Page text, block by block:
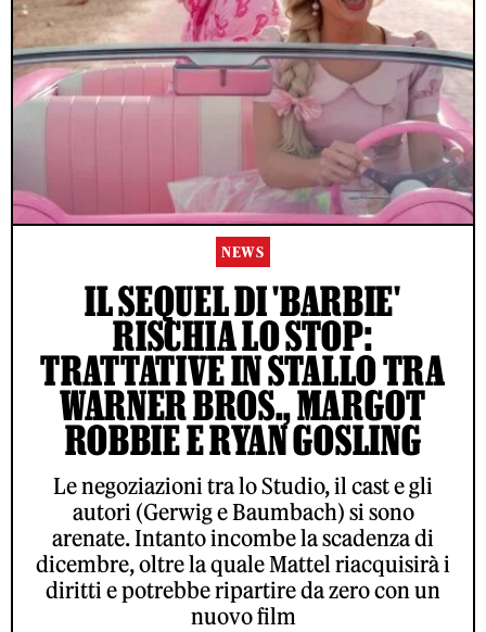
NEWS
IL SEQUEL DI 'BARBIE'
RISCHIA LO STOP:
TRATTATIVE IN STALLO TRA
WARNER BROS., MARGOT
ROBBIE E RYAN GOSLING
Le negoziazioni tra lo Studio, il cast e gli
autori (Gerwig e Baumbach) si sono
arenate. Intanto incombe la scadenza di
dicembre, oltre la quale Mattel riacquisirà i
diritti e potrebbe ripartire da zero con un
nuovo film